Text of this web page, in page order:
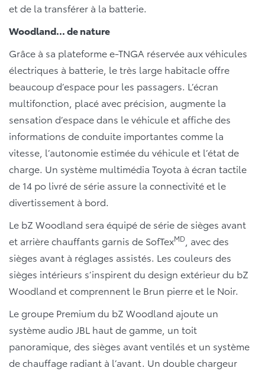
et de la transférer à la batterie.
Woodland... de nature
Grâce à sa plateforme e-TNGA réservée aux véhicules
électriques à batterie, le très large habitacle offre
beaucoup d’espace pour les passagers. L’écran
multifonction, placé avec précision, augmente la
sensation d’espace dans le véhicule et affiche des
informations de conduite importantes comme la
vitesse, l’autonomie estimée du véhicule et l’état de
charge. Un système multimédia Toyota à écran tactile
de 14 po livré de série assure la connectivité et le
divertissement à bord.
Le bZ Woodland sera équipé de série de sièges avant
et arrière chauffants garnis de SofTexMD , avec des
sièges avant à réglages assistés. Les couleurs des
sièges intérieurs s’inspirent du design extérieur du bZ
Woodland et comprennent le Brun pierre et le Noir.
Le groupe Premium du bZ Woodland ajoute un
système audio JBL haut de gamme, un toit
panoramique, des sièges avant ventilés et un système
de chauffage radiant à l’avant. Un double chargeur